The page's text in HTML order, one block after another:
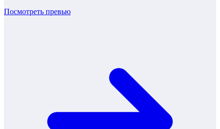
Посмотреть превью